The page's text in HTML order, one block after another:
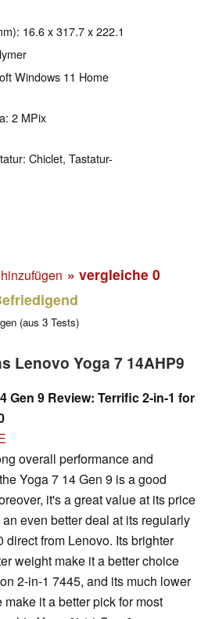
16.6 x 317.7 x 222.1
Windows 11 Home
2 MPix
Chiclet, Tastatur-
» vergleiche 0
(aus 3 Tests)
Lenovo Yoga 7 14AHP9
Gen 9 Review: Terrific 2-in-1 for
overall performance and
Yoga 7 14 Gen 9 is a good
it's a great value at its price
even better deal at its regularly
from Lenovo. Its brighter
weight make it a better choice
2-in-1 7445, and its much lower
it a better pick for most